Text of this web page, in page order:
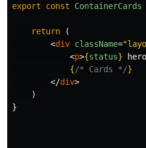
export const ContainerCards
return
(
<div className=
<p>{status} hero
{/* Cards */}
</div>
)
}